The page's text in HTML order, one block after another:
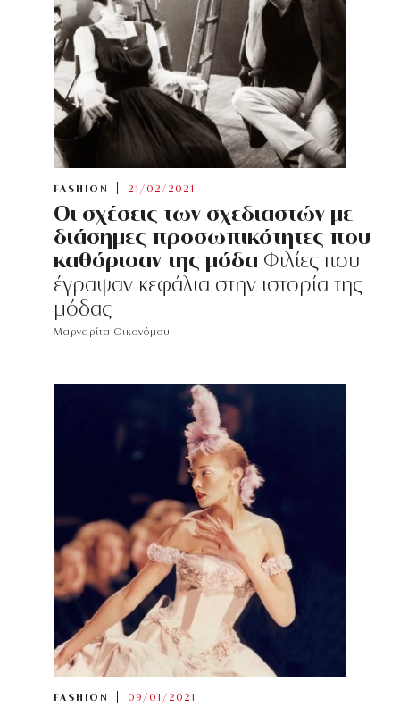
FASHION 21/02/2021
Οι σχέσεις των σχεδιαστών με
διάσημες προσωπικότητες που
καθόρισαν της μόδα Φιλίες που
έγραψαν κεφάλια στην ιστορία της
μόδας
Μαργαρίτα Οικονόμου
FASHION 09/01/2021